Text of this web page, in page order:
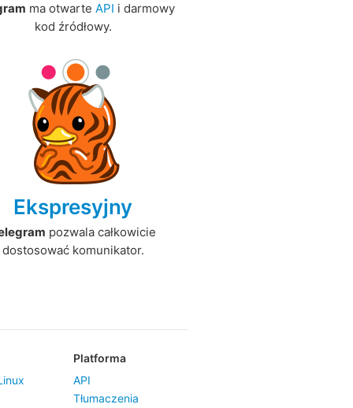
ma otwarteAPI i darmowy
kod źródłowy.
Ekspresyjny
pozwala całkowicie
dostosować komunikator.
Platforma
API
Tłumaczenia